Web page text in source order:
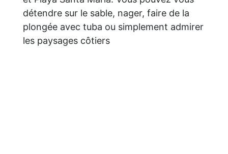
détendre sur le sable, nager, faire de la
plongée avec tuba ou simplement admirer
les paysages côtiers